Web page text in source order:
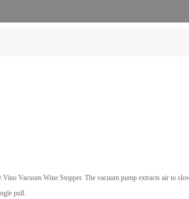
Vacuum Wine Stopper. The vacuum pump extracts air to
pull.